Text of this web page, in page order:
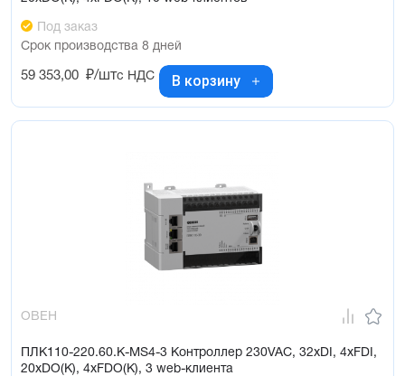
Под заказ
Срок производства 8 дней
59 353,00 ₽/штс НДС В корзину
ОВЕН
ПЛК110-220.60.К-МS4-3 Контроллер 230VAC, 32xDI, 4xFDI,
20xDO(К), 4xFDO(К), 3 web-клиента